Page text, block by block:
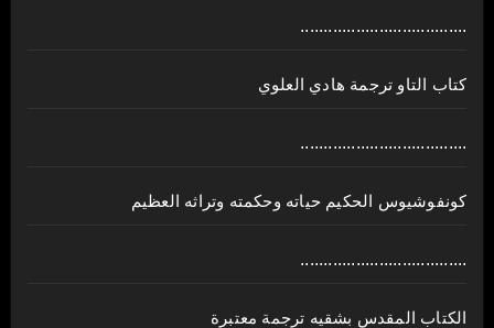
....................................
كتاب التاو ترجمة هادي العلوي
....................................
كونفوشيوس الحكيم حياته وحكمته وتراثه العظيم
....................................
الكتاب المقدس بشقيه ترجمة معتبرة